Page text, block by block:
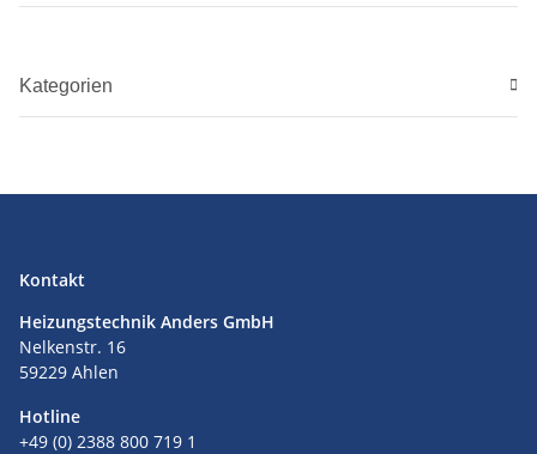
Kategorien
Kontakt
Heizungstechnik Anders GmbH
Nelkenstr. 16
59229 Ahlen
Hotline
+49 (0) 2388 800 719 1